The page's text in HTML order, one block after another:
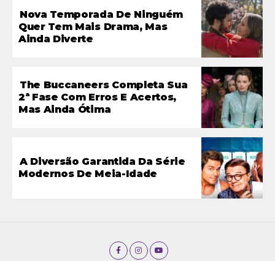
Nova Temporada De Ninguém
Quer Tem Mais Drama, Mas
Ainda Diverte
The Buccaneers Completa Sua
2ª Fase Com Erros E Acertos,
Mas Ainda Ótima
A Diversão Garantida Da Série
Modernos De Meia-Idade